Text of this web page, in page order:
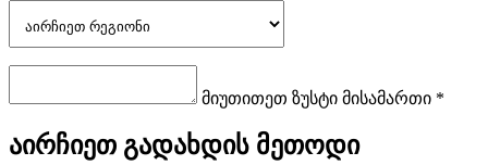
მიუთითეთ ზუსტი მისამართი *
აირჩიეთ გადახდის მეთოდი